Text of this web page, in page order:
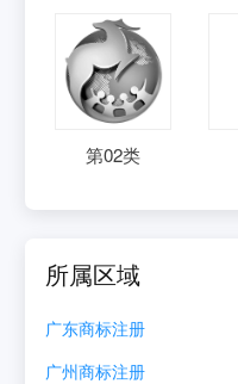
第02类
所属区域
广东商标注册
广州商标注册